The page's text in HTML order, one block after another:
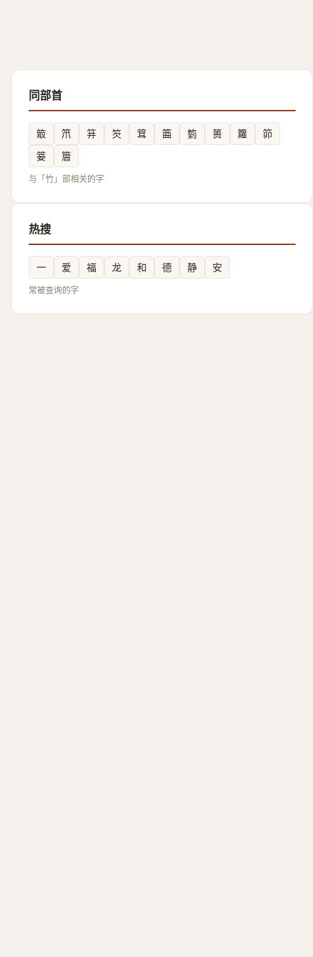
同部首
箃 笊 䈂 䇜 䇯 筁 箌 篑 籮
笷
䈉
篃
与「竹」部相关的字
热搜
一 爱 福 龙 和 德 静 安
常被查询的字